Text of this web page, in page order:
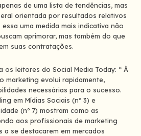
de uma lista de tendências, mas
orientada por resultados relativos
uma medida mais indicativa não
aprimorar, mas também do que
suas contratações.
os leitores do Social Media Today: “ À
marketing evolui rapidamente,
necessárias para o sucesso.
em Mídias Sociais (nº 3) e
(nº 7) mostram como as
aos profissionais de marketing
a se destacarem em mercados